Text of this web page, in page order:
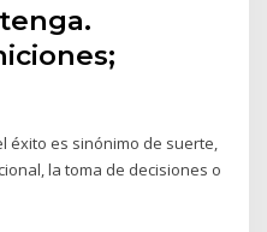
éxito es sinónimo de suerte,
la toma de decisiones o